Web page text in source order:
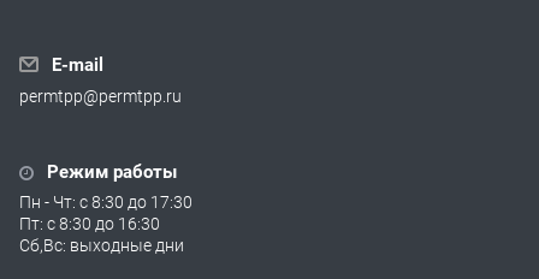
E-mail
permtpp@permtpp.ru
Режим работы
Пн - Чт: с 8:30 до 17:30
Пт: с 8:30 до 16:30
Сб,Вс: выходные дни